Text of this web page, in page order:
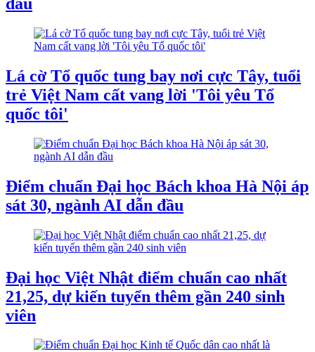
Lá cờ Tổ quốc tung bay nơi cực Tây, tuổi
trẻ Việt Nam cất vang lời 'Tôi yêu Tổ
quốc tôi'
Điểm chuẩn Đại học Bách khoa Hà Nội áp
sát 30, ngành AI dẫn đầu
Đại học Việt Nhật điểm chuẩn cao nhất
21,25, dự kiến tuyển thêm gần 240 sinh
viên